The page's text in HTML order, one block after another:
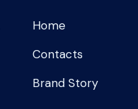
Home
Contacts
Brand Story